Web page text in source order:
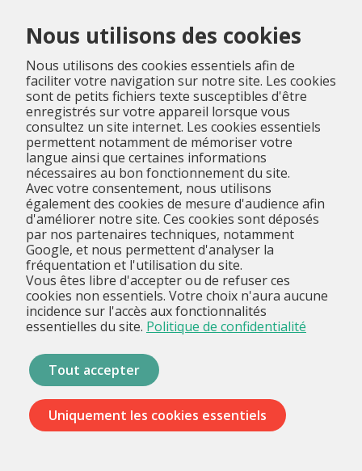
Nous utilisons des cookies
Nous utilisons des cookies essentiels afin de
faciliter votre navigation sur notre site. Les cookies
sont de petits fichiers texte susceptibles d'être
enregistrés sur votre appareil lorsque vous
consultez un site internet. Les cookies essentiels
permettent notamment de mémoriser votre
langue ainsi que certaines informations
nécessaires au bon fonctionnement du site.
Avec votre consentement, nous utilisons
également des cookies de mesure d'audience afin
d'améliorer notre site. Ces cookies sont déposés
par nos partenaires techniques, notamment
Google, et nous permettent d'analyser la
fréquentation et l'utilisation du site.
Vous êtes libre d'accepter ou de refuser ces
cookies non essentiels. Votre choix n'aura aucune
incidence sur l'accès aux fonctionnalités
essentielles du site. Politique de confidentialité
Tout accepter
Uniquement les cookies essentiels
Menu